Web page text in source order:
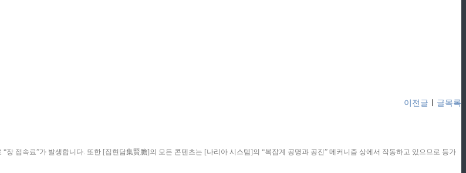
이전글 글목록
접속료”가 발생합니다. 또한 [집현담集賢膽]의 모든 콘텐츠는 [나리아 시스템]의 “복잡계 공명과 공진” 메커니즘 상에서 작동하고 있으므로 등가